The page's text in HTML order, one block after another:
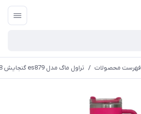
فهرست محصولات / تراول ماگ مدل es879 گنجایش 1.18 لیتر